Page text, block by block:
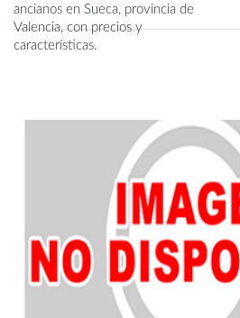
ancianos en Sueca, provincia de
Valencia, con precios y
características.